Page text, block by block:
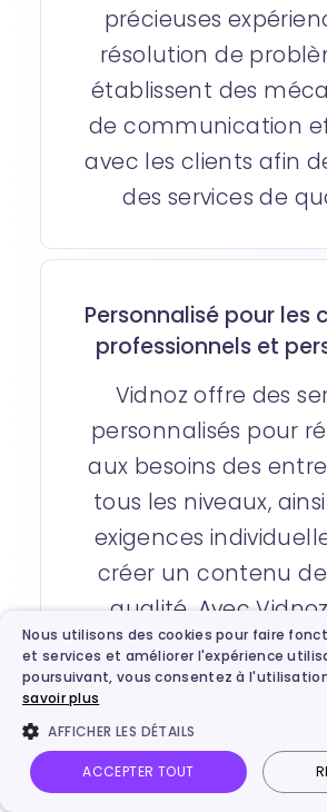
précieuses
résolution de
établissent des
de communication
avec les clients afin
des services de
Personnalisé pour les
professionnels et
Vidnoz offre des
personnalisés pour
aux besoins des
tous les niveaux,
exigences
créer un contenu
qualité. Avec
facile de surveiller,
et de suivre des
images, avec la
d'une entreprise en
croissance et le
Vidnoz AI Image en
Nous utilisons des cookies pour faire
et services et améliorer l'expérience
poursuivant, vous consentez à
savoir plus
AFFICHER LES DÉTAILS
ACCEPTER TOUT